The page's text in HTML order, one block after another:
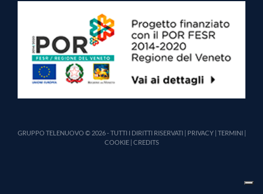
GRUPPO TELENUOVO © 2026 - TUTTI I DIRITTI RISERVATI | PRIVACY| TERMINI|
COOKIE| CREDITS